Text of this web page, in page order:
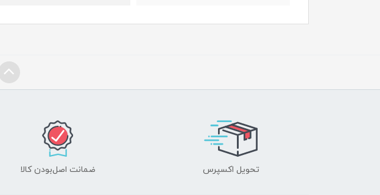
تحویل اکسپرس ضمانت اصل‌بودن کالا